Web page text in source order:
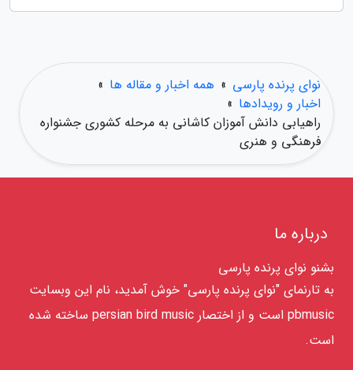
نوای پرنده پارسی » همه اخبار و مقاله ها »
اخبار و رویدادها »
راهیابی دانش آموزان کاشانی به مرحله کشوری جشنواره
فرهنگی و هنری
درباره ما
بشنو نوای پرنده پارسی
به تارنمای "نوای پرنده پارسی" خوش آمدید، نام این وبسایت
pbmusic است و از اختصار persian bird music ساخته شده
است.